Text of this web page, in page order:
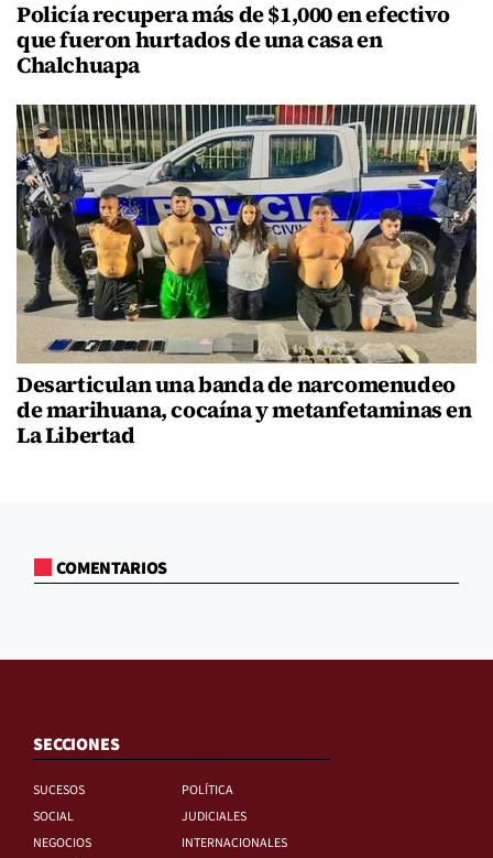
Policía recupera más de $1,000 en efectivo
que fueron hurtados de una casa en
Chalchuapa
Desarticulan una banda de narcomenudeo
de marihuana, cocaína y metanfetaminas en
La Libertad
COMENTARIOS
SECCIONES
SUCESOS
POLÍTICA
SOCIAL
JUDICIALES
NEGOCIOS
INTERNACIONALES